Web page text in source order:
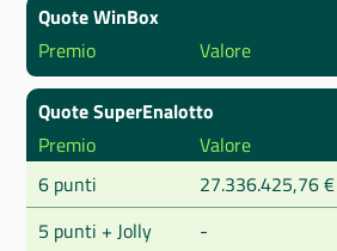
Quote WinBox
Premio
Valore
Quote SuperEnalotto
Premio
Valore
6 punti
27.336.425,76 €
5 punti + Jolly
-